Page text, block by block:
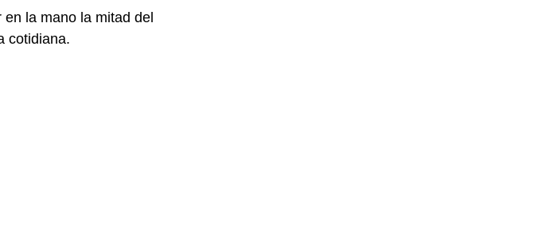
la mano la mitad del
cotidiana.